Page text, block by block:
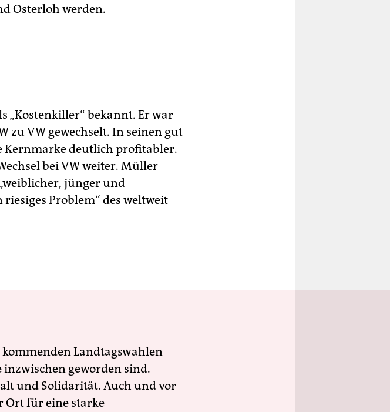
Osterloh werden.
„Kostenkiller“ bekannt. Er war
zu VW gewechselt. In seinen gut
Kernmarke deutlich profitabler.
bei VW weiter. Müller
jünger und
Problem“ des weltweit
Landtagswahlen
geworden sind.
und Solidarität. Auch und vor
Ort für eine starke